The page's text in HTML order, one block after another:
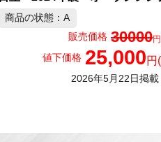
商品の状態：A
販売価格 30000円
値下価格 25,000円
2026年5月22日掲載